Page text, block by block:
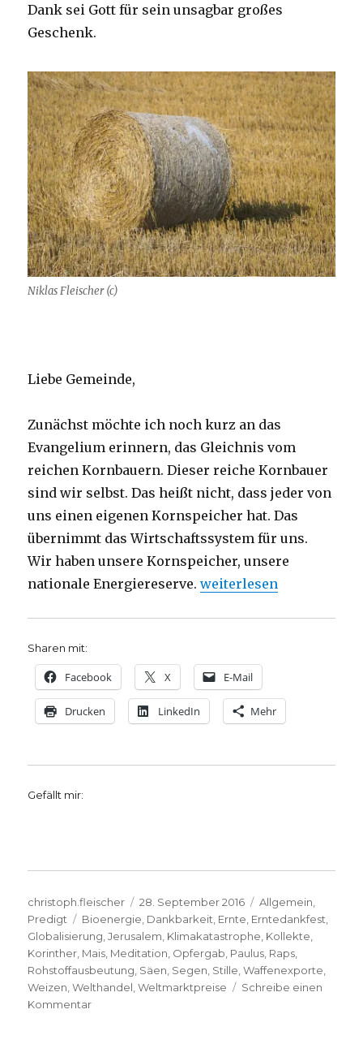
Dank sei Gott für sein unsagbar großes
Geschenk.
Niklas Fleischer (c)
Liebe Gemeinde,
Zunächst möchte ich noch kurz an das
Evangelium erinnern, das Gleichnis vom
reichen Kornbauern. Dieser reiche Kornbauer
sind wir selbst. Das heißt nicht, dass jeder von
uns einen eigenen Kornspeicher hat. Das
übernimmt das Wirtschaftssystem für uns.
Wir haben unsere Kornspeicher, unsere
nationale Energiereserve.„Predigt Erntedankfest
weiterlesen
Sharen mit:
Facebook X E-Mail
Drucken LinkedIn Mehr
Gefällt mir:
Autor
christoph.fleischer
Veröffentlicht
am
28. September 2016 Kategorien
Allgemein
Predigt
Schlagwörter
Bioenergie Dankbarkeit Ernte Erntedankfest
Globalisierung ,Jerusalem Klimakatastrophe Kollekte
Korinther Mais Meditation Opfergab Paulus Raps
Rohstoffausbeutung Säen Segen Stille ,Waffenexporte
Weizen ,Welthandel ,Weltmarktpreise
Schreibe einen
Kommentarzu